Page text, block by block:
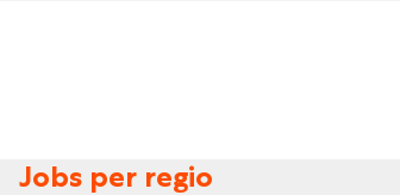
Jobs per regio